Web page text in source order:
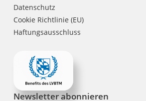
Datenschutz
Cookie Richtlinie (EU)
Haftungsausschluss
Newsletter abonnieren